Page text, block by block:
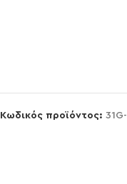
Κωδικός προϊόντος: